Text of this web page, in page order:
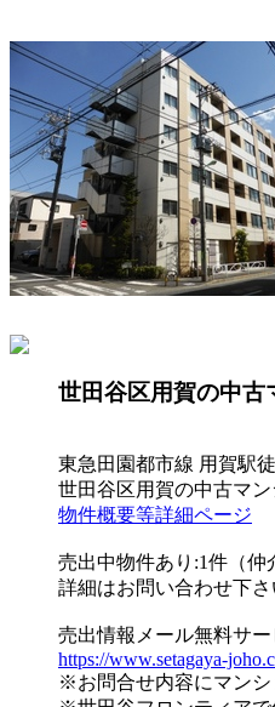
世田谷区用賀の中古
東急田園都市線 用賀駅
世田谷区用賀の中古マ
物件概要等詳細ページ
売出中物件あり:1件（仲
詳細はお問い合わせ下
売出情報メール無料サ
https://www.setagaya-
※お問合せ内容にマンシ